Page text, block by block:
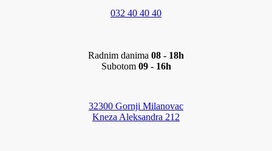
032 40 40 40
Radnim danima 08 - 18h
Subotom 09 - 16h
32300 Gornji Milanovac
Kneza Aleksandra 212